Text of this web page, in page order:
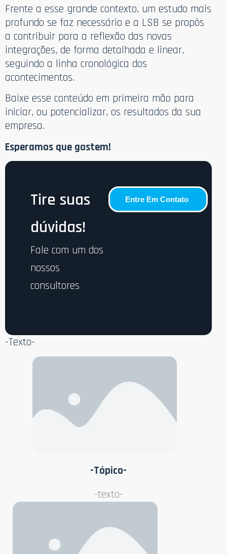
Frente a esse grande contexto, um estudo mais
profundo se faz necessário e a LSB se propôs
a contribuir para a reflexão das novas
integrações, de forma detalhada e linear,
seguindo a linha cronológica dos
acontecimentos.
Baixe esse conteúdo em primeira mão para
iniciar, ou potencializar, os resultados da sua
empresa.
Esperamos que gostem!
Tire suas
dúvidas!
Fale com um dos
nossos
consultores
Entre Em Contato
-Texto-
-Tópico-
-texto-